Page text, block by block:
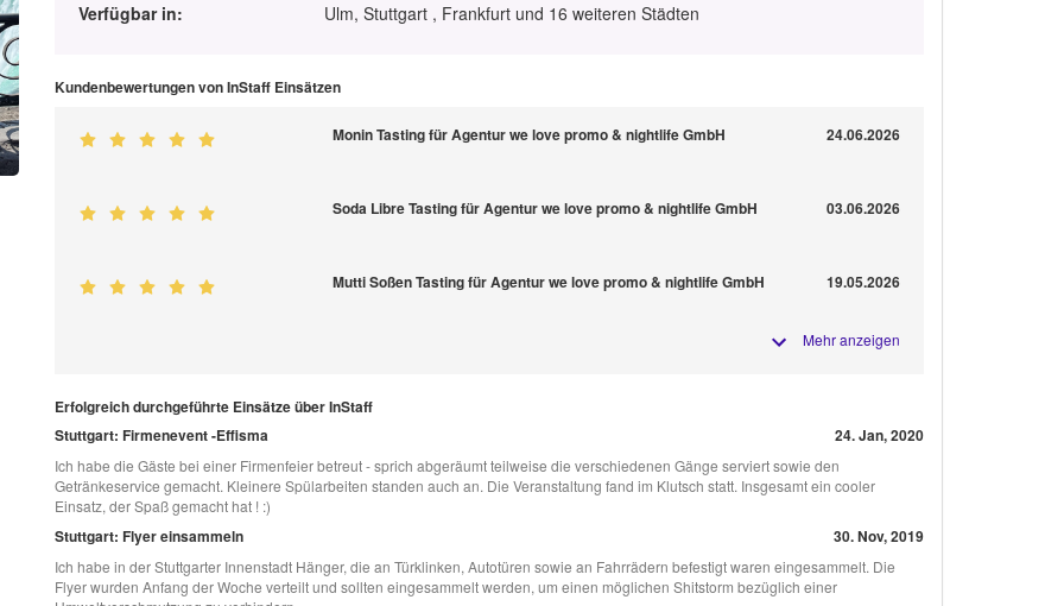
Verfügbar in:
Ulm, Stuttgart , Frankfurt und 16 weiteren Städten
Kundenbewertungen von InStaff Einsätzen
Monin Tasting für Agentur we love promo & nightlife GmbH 24.06.2026
Soda Libre Tasting für Agentur we love promo & nightlife GmbH 03.06.2026
Mutti Soßen Tasting für Agentur we love promo & nightlife GmbH 19.05.2026
Mehr anzeigen
Erfolgreich durchgeführte Einsätze über InStaff
Stuttgart: Firmenevent -Effisma
24. Jan, 2020
Ich habe die Gäste bei einer Firmenfeier betreut - sprich abgeräumt teilweise die verschiedenen Gänge serviert sowie den
Getränkeservice gemacht. Kleinere Spülarbeiten standen auch an. Die Veranstaltung fand im Klutsch statt. Insgesamt ein cooler
Einsatz, der Spaß gemacht hat ! :)
Stuttgart: Flyer einsammeln 30. Nov, 2019
Ich habe in der Stuttgarter Innenstadt Hänger, die an Türklinken, Autotüren sowie an Fahrrädern befestigt waren eingesammelt. Die
Flyer wurden Anfang der Woche verteilt und sollten eingesammelt werden, um einen möglichen Shitstorm bezüglich einer